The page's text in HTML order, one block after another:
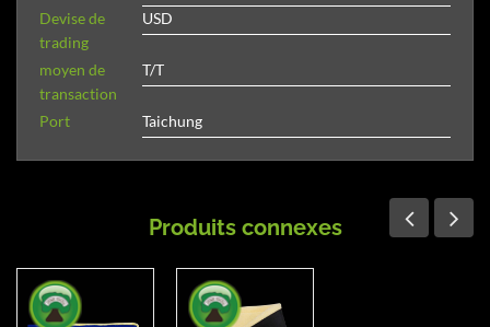
Devise de
trading
USD
moyen de
transaction
T/T
Port Taichung
Produits connexes